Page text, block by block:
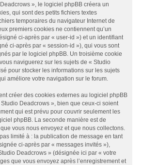
», le logiciel phpBB créera un
qui sont des petits fichiers textes
temporaires du navigateur Internet de
premiers cookies ne contiennent qu’un
ci-après par « user-id ») et un identifiant
ci-après par « session-id »), qui vous sont
par le logiciel phpBB. Un troisième cookie
naviguerez sur les sujets de « Studio
pour stocker les informations sur les sujets
améliore votre navigation sur le forum.
créer des cookies externes au logiciel phpBB
Deadcrows », bien que ceux-ci soient
qui est prévu pour couvrir seulement les
phpBB. La seconde manière est de
vous nous envoyez et que nous collectons.
limité à : la publication de message en tant
ci-après par « messages invités »),
Deadcrows » (désignée ici par « votre
que vous envoyez après l’enregistrement et